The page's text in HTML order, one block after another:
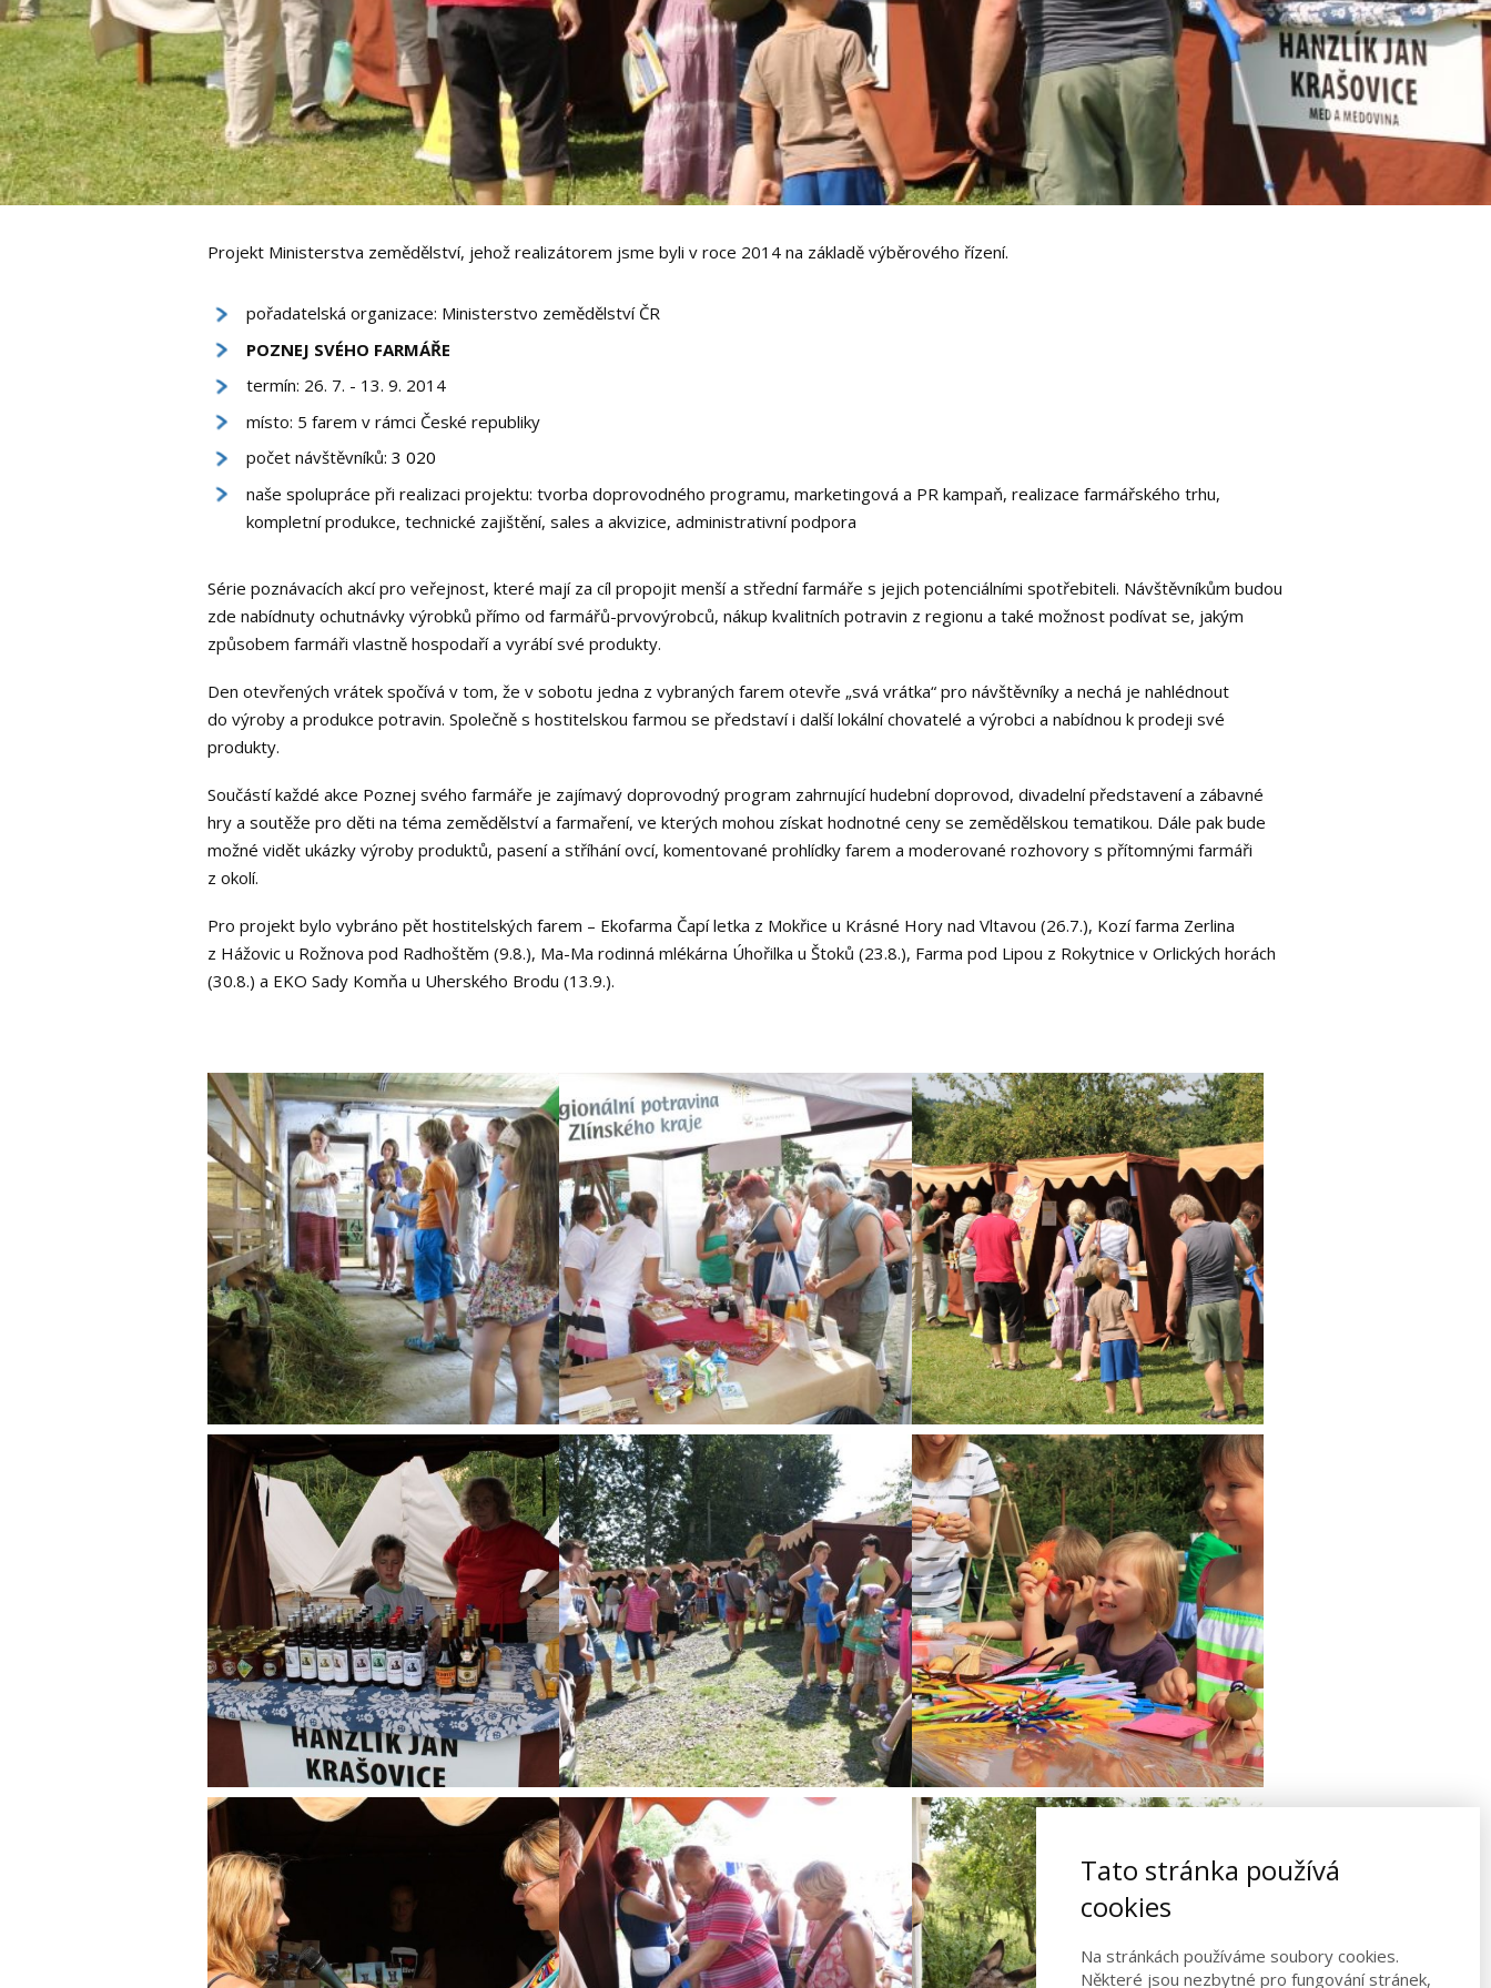
Projekt Ministerstva zemědělství, jehož realizátorem jsme byli v roce 2014 na základě výběrového řízení.
pořadatelská organizace: Ministerstvo zemědělství ČR
POZNEJ SVÉHO FARMÁŘE
termín: 26. 7. - 13. 9. 2014
místo: 5 farem v rámci České republiky
počet návštěvníků: 3 020
naše spolupráce při realizaci projektu: tvorba doprovodného programu, marketingová a PR kampaň, realizace farmářského trhu,
kompletní produkce, technické zajištění, sales a akvizice, administrativní podpora
Série poznávacích akcí pro veřejnost, které mají za cíl propojit menší a střední farmáře s jejich potenciálními spotřebiteli. Návštěvníkům budou
zde nabídnuty ochutnávky výrobků přímo od farmářů-prvovýrobců, nákup kvalitních potravin z regionu a také možnost podívat se, jakým
způsobem farmáři vlastně hospodaří a vyrábí své produkty.
Den otevřených vrátek spočívá v tom, že v sobotu jedna z vybraných farem otevře „svá vrátka“ pro návštěvníky a nechá je nahlédnout
do výroby a produkce potravin. Společně s hostitelskou farmou se představí i další lokální chovatelé a výrobci a nabídnou k prodeji své
produkty.
Součástí každé akce Poznej svého farmáře je zajímavý doprovodný program zahrnující hudební doprovod, divadelní představení a zábavné
hry a soutěže pro děti na téma zemědělství a farmaření, ve kterých mohou získat hodnotné ceny se zemědělskou tematikou. Dále pak bude
možné vidět ukázky výroby produktů, pasení a stříhání ovcí, komentované prohlídky farem a moderované rozhovory s přítomnými farmáři
z okolí.
Pro projekt bylo vybráno pět hostitelských farem – Ekofarma Čapí letka z Mokřice u Krásné Hory nad Vltavou (26.7.), Kozí farma Zerlina
z Hážovic u Rožnova pod Radhoštěm (9.8.), Ma-Ma rodinná mlékárna Úhořilka u Štoků (23.8.), Farma pod Lipou z Rokytnice v Orlických horách
(30.8.) a EKO Sady Komňa u Uherského Brodu (13.9.).
Tato stránka používá
cookies
Na stránkách používáme soubory cookies.
Některé jsou nezbytné pro fungování stránek,